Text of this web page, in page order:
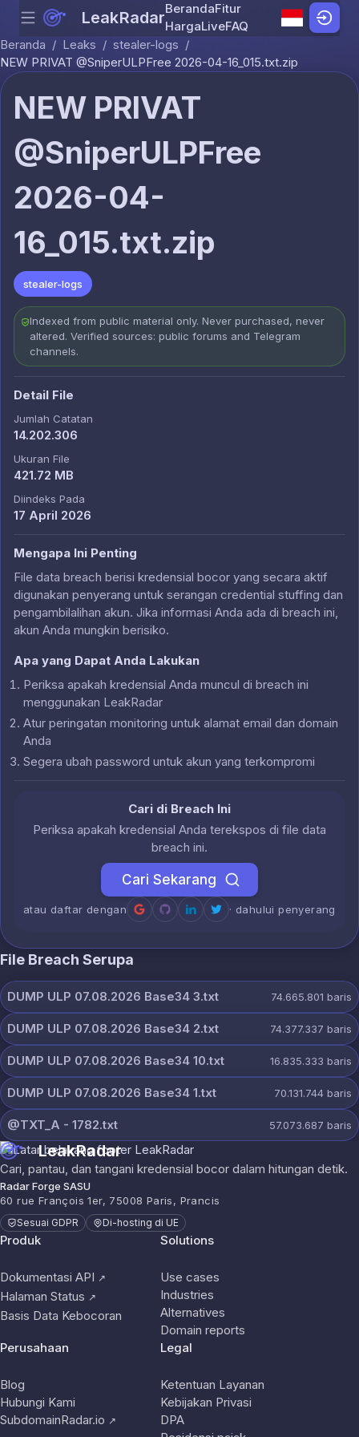
Skip to content
Menu LeakRadarBerandaFitur
HargaLiveFAQ
Beranda / Leaks / stealer-logs /
NEW PRIVAT @SniperULPFree 2026-04-16_015.txt.zip
NEW PRIVAT
@SniperULPFree
2026-04-
16_015.txt.zip
stealer-logs
Indexed from public material only. Never purchased, never
altered. Verified sources: public forums and Telegram
channels.
Detail File
Jumlah Catatan
14.202.306
Ukuran File
421.72 MB
Diindeks Pada
17 April 2026
Mengapa Ini Penting
File data breach berisi kredensial bocor yang secara aktif
digunakan penyerang untuk serangan credential stuffing dan
pengambilalihan akun. Jika informasi Anda ada di breach ini,
akun Anda mungkin berisiko.
Apa yang Dapat Anda Lakukan
Periksa apakah kredensial Anda muncul di breach ini
menggunakan LeakRadar
Atur peringatan monitoring untuk alamat email dan domain
Anda
Segera ubah password untuk akun yang terkompromi
Cari di Breach Ini
Periksa apakah kredensial Anda terekspos di file data
breach ini.
Cari Sekarang
atau daftar dengan · dahului penyerang
File Breach Serupa
DUMP ULP 07.08.2026 Base34 3.txt 74.665.801 baris
DUMP ULP 07.08.2026 Base34 2.txt 74.377.337 baris
DUMP ULP 07.08.2026 Base34 10.txt 16.835.333 baris
DUMP ULP 07.08.2026 Base34 1.txt 70.131.744 baris
@TXT_A - 1782.txt 57.073.687 baris
LeakRadar
Cari, pantau, dan tangani kredensial bocor dalam hitungan detik.
Radar Forge SASU
60 rue François 1er, 75008 Paris, Prancis
Sesuai GDPR Di-hosting di UE
Produk
Dokumentasi API ↗
Halaman Status ↗
Basis Data Kebocoran
Solutions
Use cases
Industries
Alternatives
Domain reports
Perusahaan
Blog
Hubungi Kami
SubdomainRadar.io ↗
Legal
Ketentuan Layanan
Kebijakan Privasi
DPA